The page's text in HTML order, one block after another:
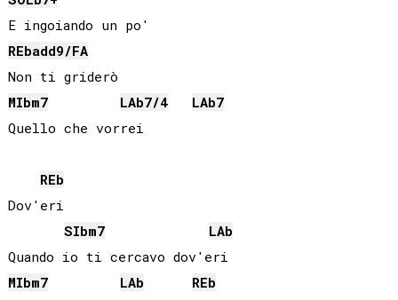
REbadd9/FA
MIbm7 LAb7/4 LAb7
Quello che vorrei
REb
Dov'eri
SIbm7
LAb
MIbm7 LAb
REb